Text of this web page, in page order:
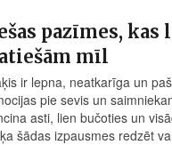
pazīmes,
mīl
ir lepna, neatkarīga un
pie sevis un
asti, lien bučoties un
šādas izpausmes redzēt